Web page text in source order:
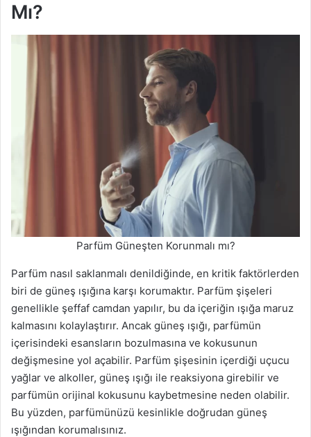
Mı?
Parfüm Güneşten Korunmalı mı?
Parfüm nasıl saklanmalı denildiğinde, en kritik faktörlerden
biri de güneş ışığına karşı korumaktır. Parfüm şişeleri
genellikle şeffaf camdan yapılır, bu da içeriğin ışığa maruz
kalmasını kolaylaştırır. Ancak güneş ışığı, parfümün
içerisindeki esansların bozulmasına ve kokusunun
değişmesine yol açabilir. Parfüm şişesinin içerdiği uçucu
yağlar ve alkoller, güneş ışığı ile reaksiyona girebilir ve
parfümün orijinal kokusunu kaybetmesine neden olabilir.
Bu yüzden, parfümünüzü kesinlikle doğrudan güneş
ışığından korumalısınız.